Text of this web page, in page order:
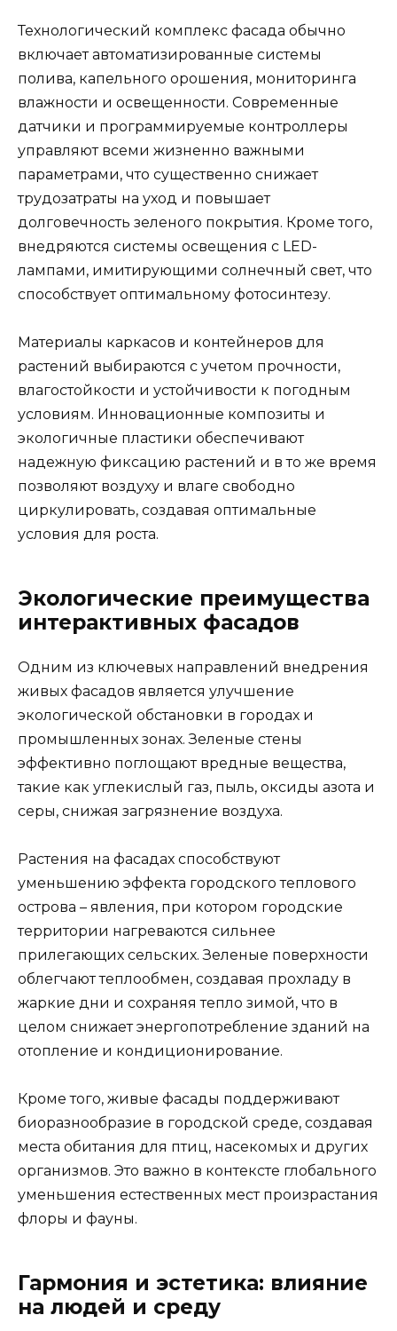
Технологический комплекс фасада обычно
включает автоматизированные системы
полива, капельного орошения, мониторинга
влажности и освещенности. Современные
датчики и программируемые контроллеры
управляют всеми жизненно важными
параметрами, что существенно снижает
трудозатраты на уход и повышает
долговечность зеленого покрытия. Кроме того,
внедряются системы освещения с LED-
лампами, имитирующими солнечный свет, что
способствует оптимальному фотосинтезу.
Материалы каркасов и контейнеров для
растений выбираются с учетом прочности,
влагостойкости и устойчивости к погодным
условиям. Инновационные композиты и
экологичные пластики обеспечивают
надежную фиксацию растений и в то же время
позволяют воздуху и влаге свободно
циркулировать, создавая оптимальные
условия для роста.
Экологические преимущества
интерактивных фасадов
Одним из ключевых направлений внедрения
живых фасадов является улучшение
экологической обстановки в городах и
промышленных зонах. Зеленые стены
эффективно поглощают вредные вещества,
такие как углекислый газ, пыль, оксиды азота и
серы, снижая загрязнение воздуха.
Растения на фасадах способствуют
уменьшению эффекта городского теплового
острова – явления, при котором городские
территории нагреваются сильнее
прилегающих сельских. Зеленые поверхности
облегчают теплообмен, создавая прохладу в
жаркие дни и сохраняя тепло зимой, что в
целом снижает энергопотребление зданий на
отопление и кондиционирование.
Кроме того, живые фасады поддерживают
биоразнообразие в городской среде, создавая
места обитания для птиц, насекомых и других
организмов. Это важно в контексте глобального
уменьшения естественных мест произрастания
флоры и фауны.
Гармония и эстетика: влияние
на людей и среду